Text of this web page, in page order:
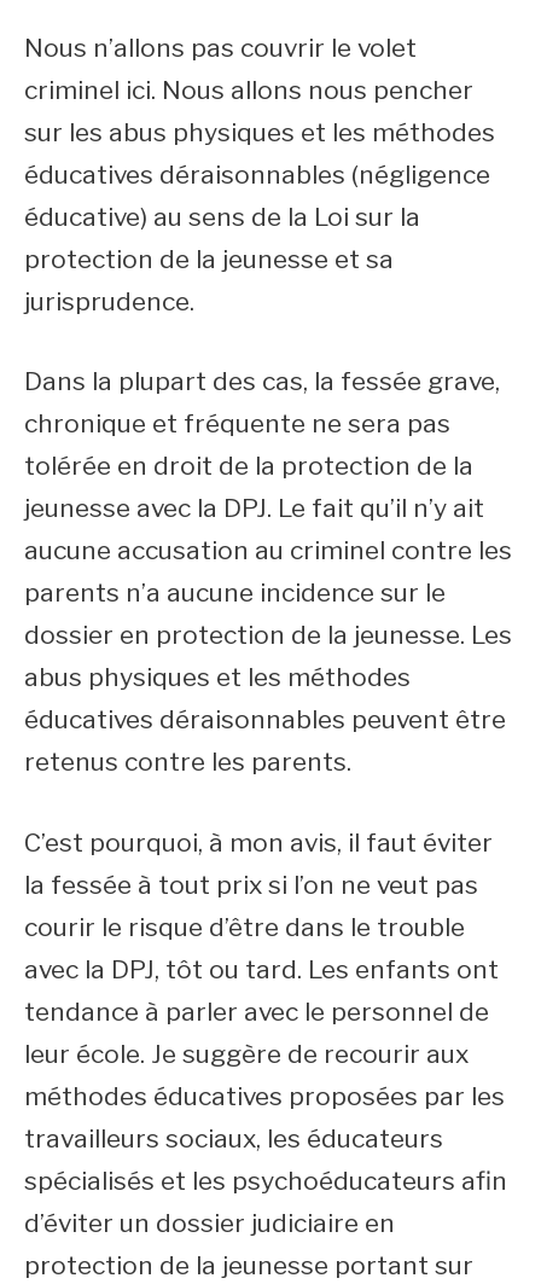
Nous n’allons pas couvrir le volet
criminel ici. Nous allons nous pencher
sur les abus physiques et les méthodes
éducatives déraisonnables (négligence
éducative) au sens de la Loi sur la
protection de la jeunesse et sa
jurisprudence.
Dans la plupart des cas, la fessée grave,
chronique et fréquente ne sera pas
tolérée en droit de la protection de la
jeunesse avec la DPJ. Le fait qu’il n’y ait
aucune accusation au criminel contre les
parents n’a aucune incidence sur le
dossier en protection de la jeunesse. Les
abus physiques et les méthodes
éducatives déraisonnables peuvent être
retenus contre les parents.
C’est pourquoi, à mon avis, il faut éviter
la fessée à tout prix si l’on ne veut pas
courir le risque d’être dans le trouble
avec la DPJ, tôt ou tard. Les enfants ont
tendance à parler avec le personnel de
leur école. Je suggère de recourir aux
méthodes éducatives proposées par les
travailleurs sociaux, les éducateurs
spécialisés et les psychoéducateurs afin
d’éviter un dossier judiciaire en
protection de la jeunesse portant sur